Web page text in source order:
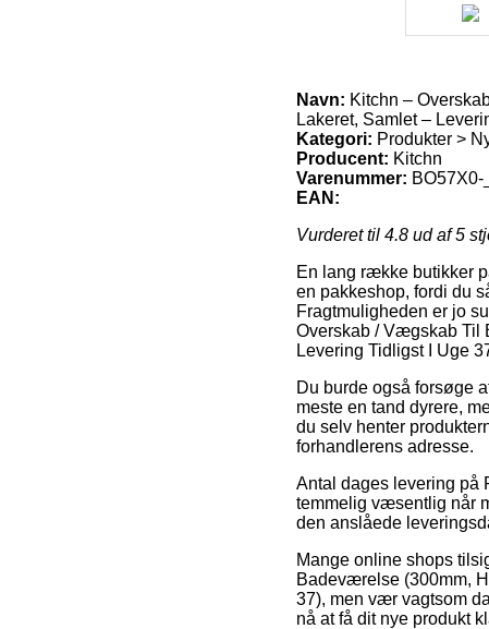
Navn: Kitchn –
Lakeret, Samlet –
Kategori: Produkter >
Producent: Kitchn
Varenummer: BO57X0-
EAN:
Vurderet til 4.8 ud af 5
En lang række butikker
en pakkeshop, fordi du
Fragtmuligheden er jo
Overskab / Vægskab Til
Levering Tidligst I Uge
Du burde også forsøge
meste en tand dyrere,
du selv henter
forhandlerens adresse.
Antal dages levering på
temmelig væsentlig når
den anslåede
Mange online shops
Badeværelse (300mm,
37), men vær vagtsom
nå at få dit nye produkt